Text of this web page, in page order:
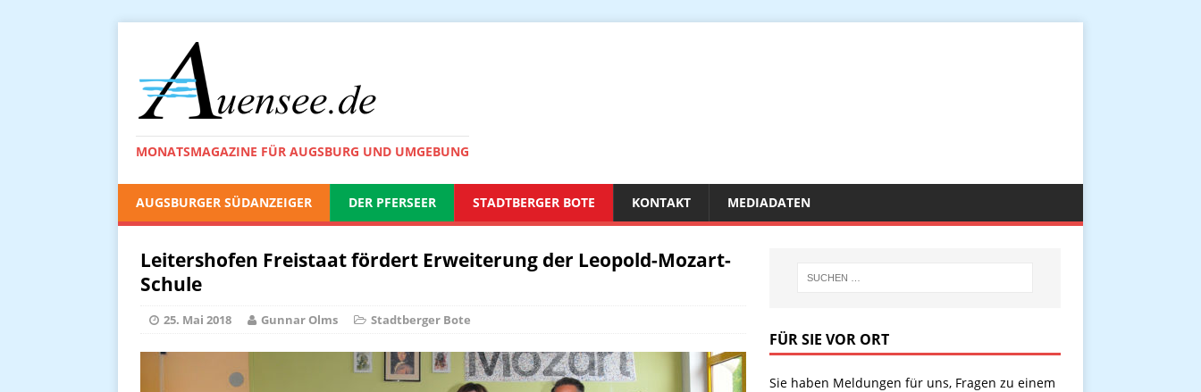
MONATSMAGAZINE FÜR AUGSBURG UND UMGEBUNG
AUGSBURGER SÜDANZEIGER DER PFERSEER STADTBERGER BOTE KONTAKT MEDIADATEN
Leitershofen Freistaat fördert Erweiterung der Leopold-Mozart-
Schule
25. Mai 2018 Gunnar Olms Stadtberger Bote
FÜR SIE VOR ORT
Sie haben Meldungen für uns, Fragen zu einem